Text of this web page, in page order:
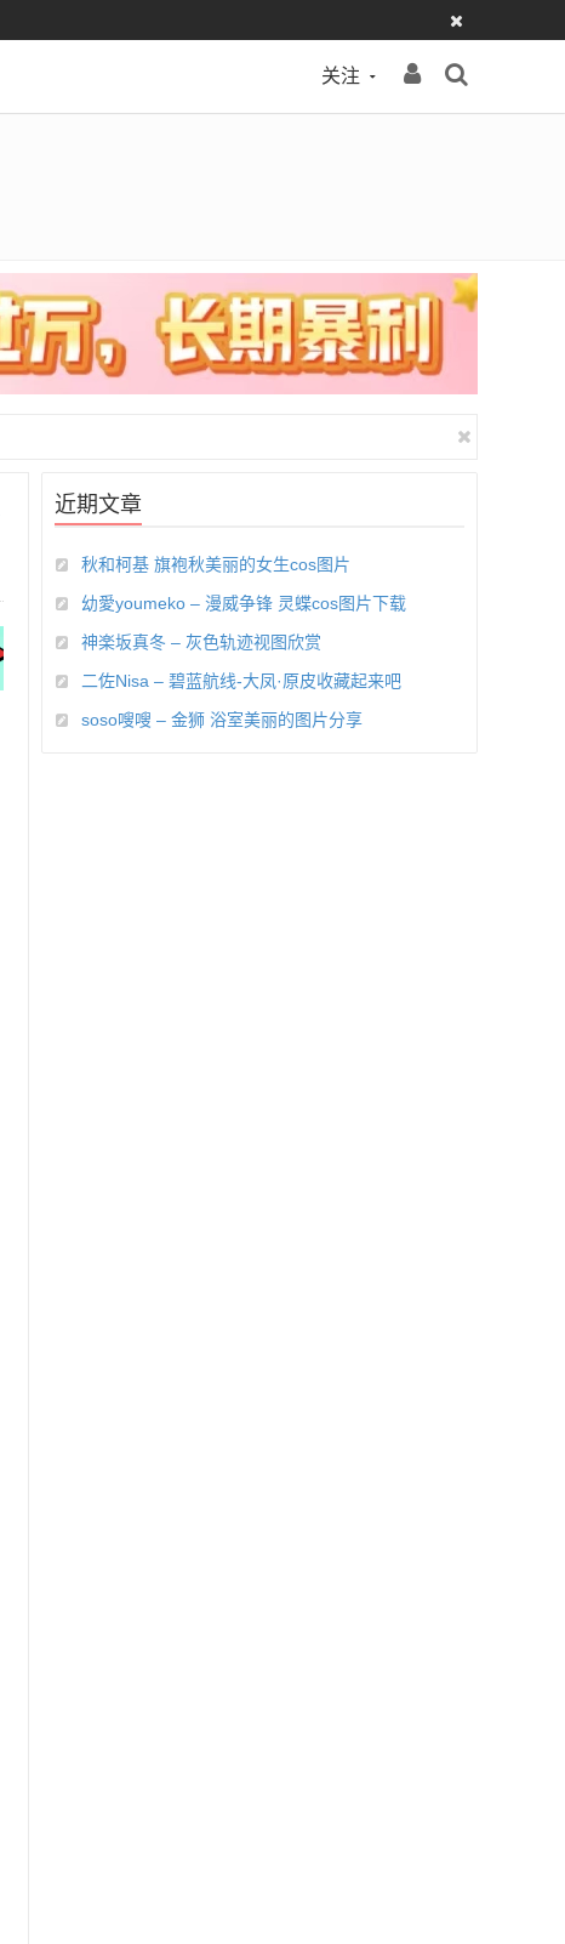
关注
近期文章
秋和柯基 旗袍秋美丽的女生cos图片
幼愛youmeko – 漫威争锋 灵蝶cos图片下载
神楽坂真冬 – 灰色轨迹视图欣赏
二佐Nisa – 碧蓝航线-大凤·原皮收藏起来吧
soso嗖嗖 – 金狮 浴室美丽的图片分享